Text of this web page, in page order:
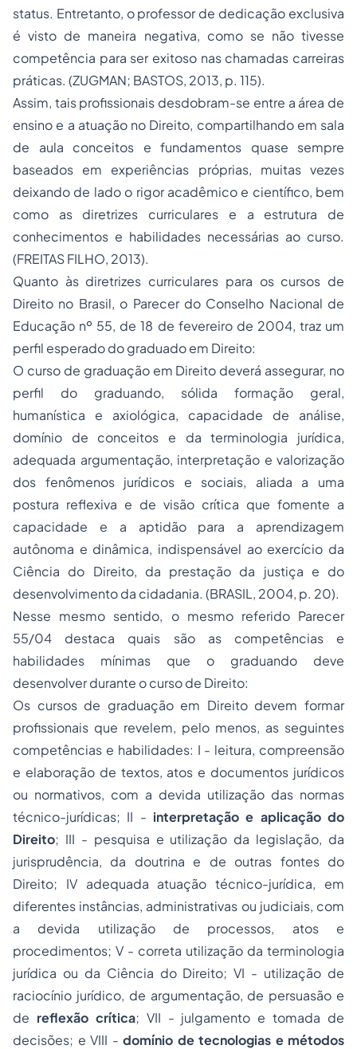
status. Entretanto, o professor de dedicação exclusiva
é visto de maneira negativa, como se não tivesse
competência para ser exitoso nas chamadas carreiras
práticas. (ZUGMAN; BASTOS, 2013, p. 115).
Assim, tais profissionais desdobram-se entre a área de
ensino e a atuação no Direito, compartilhando em sala
de aula conceitos e fundamentos quase sempre
baseados em experiências próprias, muitas vezes
deixando de lado o rigor acadêmico e científico, bem
como as diretrizes curriculares e a estrutura de
conhecimentos e habilidades necessárias ao curso.
(FREITAS FILHO, 2013).
Quanto às diretrizes curriculares para os cursos de
Direito no Brasil, o Parecer do Conselho Nacional de
Educação nº 55, de 18 de fevereiro de 2004, traz um
perfil esperado do graduado em Direito:
O curso de graduação em Direito deverá assegurar, no
perfil do graduando, sólida formação geral,
humanística e axiológica, capacidade de análise,
domínio de conceitos e da terminologia jurídica,
adequada argumentação, interpretação e valorização
dos fenômenos jurídicos e sociais, aliada a uma
postura reflexiva e de visão crítica que fomente a
capacidade e a aptidão para a aprendizagem
autônoma e dinâmica, indispensável ao exercício da
Ciência do Direito, da prestação da justiça e do
desenvolvimento da cidadania. (BRASIL, 2004, p. 20).
Nesse mesmo sentido, o mesmo referido Parecer
55/04 destaca quais são as competências e
habilidades mínimas que o graduando deve
desenvolver durante o curso de Direito:
Os cursos de graduação em Direito devem formar
profissionais que revelem, pelo menos, as seguintes
competências e habilidades: I - leitura, compreensão
e elaboração de textos, atos e documentos jurídicos
ou normativos, com a devida utilização das normas
técnico-jurídicas; II - interpretação e aplicação do
Direito; III - pesquisa e utilização da legislação, da
jurisprudência, da doutrina e de outras fontes do
Direito; IV adequada atuação técnico-jurídica, em
diferentes instâncias, administrativas ou judiciais, com
a devida utilização de processos, atos e
procedimentos; V - correta utilização da terminologia
jurídica ou da Ciência do Direito; VI - utilização de
raciocínio jurídico, de argumentação, de persuasão e
de reflexão crítica; VII - julgamento e tomada de
decisões; e VIII - domínio de tecnologias e métodos